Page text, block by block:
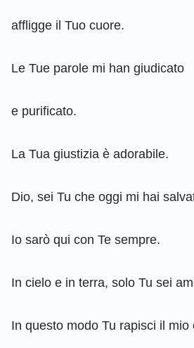
affligge il Tuo cuore.
Le Tue parole mi han giudicato
e purificato.
La Tua giustizia è adorabile.
Dio, sei Tu che oggi mi hai
Io sarò qui con Te sempre.
In cielo e in terra, solo Tu sei
In questo modo Tu rapisci il mio